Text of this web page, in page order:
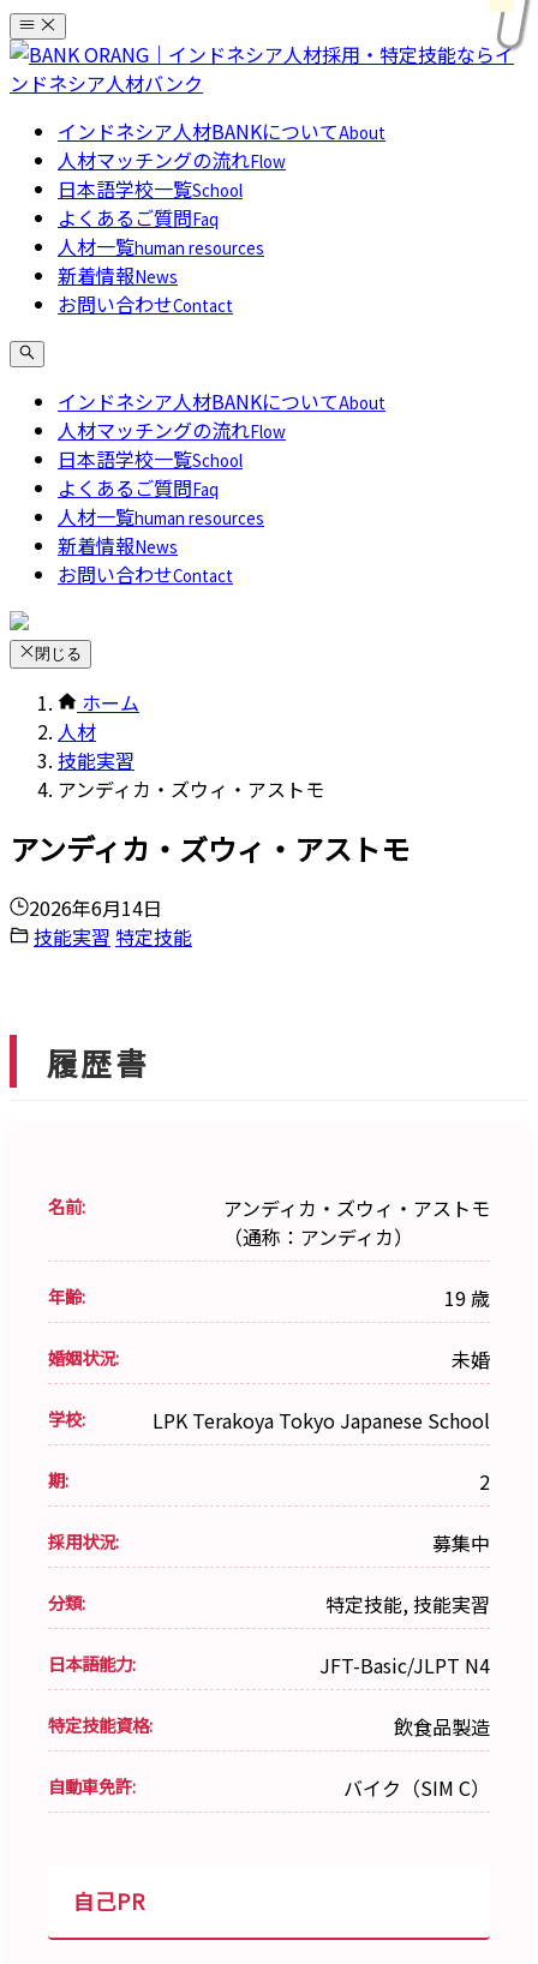
コ
ン
テ
インドネシア人材BANKについてAbout
人材マッチングの流れFlow
日本語学校一覧School
よくあるご質問Faq
人材一覧human resources
新着情報News
お問い合わせContact
インドネシア人材BANKについてAbout
人材マッチングの流れFlow
日本語学校一覧School
よくあるご質問Faq
人材一覧human resources
新着情報News
お問い合わせContact
閉じる
ホーム
人材
技能実習
アンディカ・ズウィ・アストモ
アンディカ・ズウィ・アストモ
2026年6月14日
技能実習 特定技能
履歴書
名前:
アンディカ・ズウィ・アストモ
（通称：アンディカ）
年齢: 19 歳
婚姻状況: 未婚
学校: LPK Terakoya Tokyo Japanese School
期: 2
採用状況: 募集中
分類: 特定技能, 技能実習
日本語能力: JFT-Basic/JLPT N4
特定技能資格: 飲食品製造
自動車免許: バイク（SIM C）
自己PR